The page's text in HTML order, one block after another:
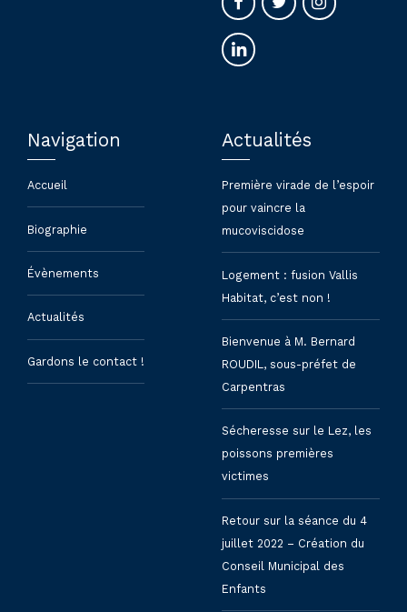
Navigation
Accueil
Biographie
Évènements
Actualités
Gardons le contact !
Actualités
Première virade de l’espoir
pour vaincre la
mucoviscidose
Logement : fusion Vallis
Habitat, c’est non !
Bienvenue à M. Bernard
ROUDIL, sous-préfet de
Carpentras
Sécheresse sur le Lez, les
poissons premières
victimes
Retour sur la séance du 4
juillet 2022 – Création du
Conseil Municipal des
Enfants